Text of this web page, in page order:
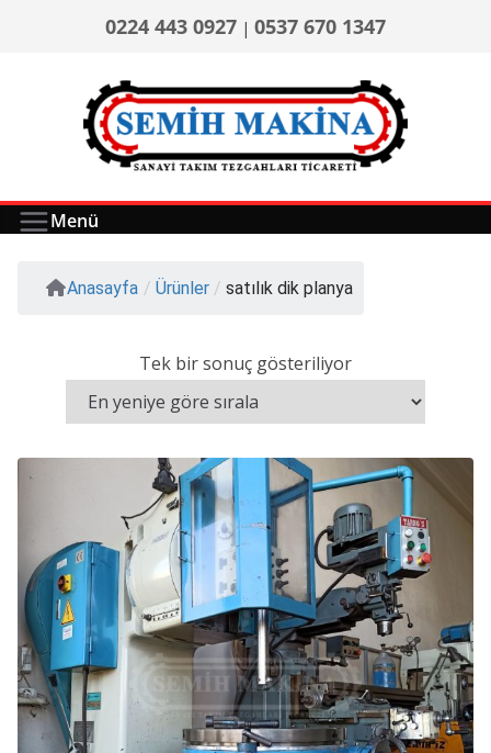
0224 443 0927 | 0537 670 1347
Menü
Anasayfa / Ürünler / satılık dik planya
Tek bir sonuç gösteriliyor